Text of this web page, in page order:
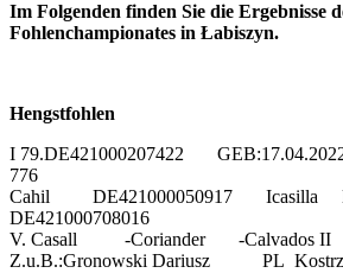
Im Folgenden finden Sie die Ergebnisse
Fohlenchampionates in Łabiszyn.
Hengstfohlen
I 79.DE421000207422
776
Cahil DE421000050917 Icasilla
DE421000708016
V. Casall -Coriander -Calvados II
Z.u.B.:Gronowski Dariusz PL